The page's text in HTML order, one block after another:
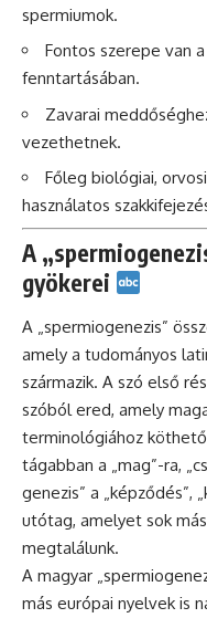
spermiumok.
Fontos szerepe van
fenntartásában.
Zavarai
vezethetnek.
Főleg biológiai,
használatos
A
gyökerei
A „spermiogenezis”
amely a tudományos
származik. A szó első
szóból ered, amely
terminológiához
tágabban a „mag”-ra,
genezis” a „képződés”,
utótag, amelyet sok
megtalálunk.
A magyar
más európai nyelvek is